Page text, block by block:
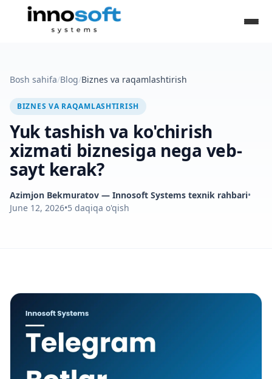
Bosh sahifa/Blog/Biznes va raqamlashtirish
BIZNES VA RAQAMLASHTIRISH
Yuk tashish va ko'chirish
xizmati biznesiga nega veb-
sayt kerak?
Azimjon Bekmuratov — Innosoft Systems texnik rahbari•
June 12, 2026•5 daqiqa o'qish